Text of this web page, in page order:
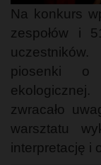
Na konkurs
zespołów i
piosenki o
zwracało
warsztatu
interpretację i